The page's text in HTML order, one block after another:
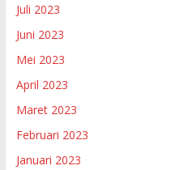
Juli 2023
Juni 2023
Mei 2023
April 2023
Maret 2023
Februari 2023
Januari 2023